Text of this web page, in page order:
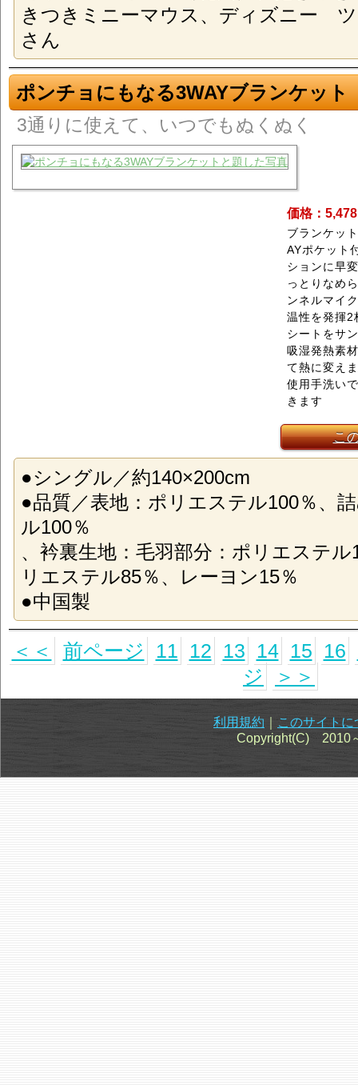
きつきミニーマウス、ディズニー
さん
ポンチョにもなる3WAYブランケット
3通りに使えて、いつでもぬくぬく
価格：
ブランケッ
AYポケット
ションに早
っとりなめ
ンネルマイ
温性を発揮2
シートをサ
吸湿発熱素
て熱に変え
使用手洗い
きます
こ
●シングル／約140×200cm
●品質／表地：ポリエステル100％、
ル100％
、衿裏生地：毛羽部分：ポリエステ
リエステル85％、レーヨン15％
●中国製
＜＜ 前ページ 11 12 13 14 15 16
ジ
＞＞
利用規約
このサイトに
Copyright(C) 2010